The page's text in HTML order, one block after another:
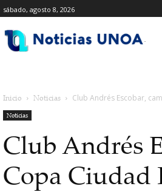
sábado, agosto 8, 2026
Inicio Noticias Club Andrés Escobar,
Noticias
Club Andrés
Copa Ciudad